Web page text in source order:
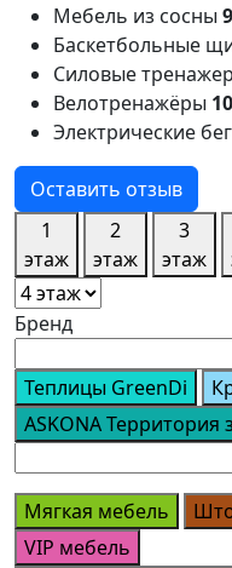
Мебель из сосны
Баскетбольные
Силовые
Велотренажёры
Электрические
Оставить отзыв
1
этаж
2
этаж
3
этаж
Бренд
Теплицы GreenDi
ASKONA Территория
Мягкая мебель
VIP мебель